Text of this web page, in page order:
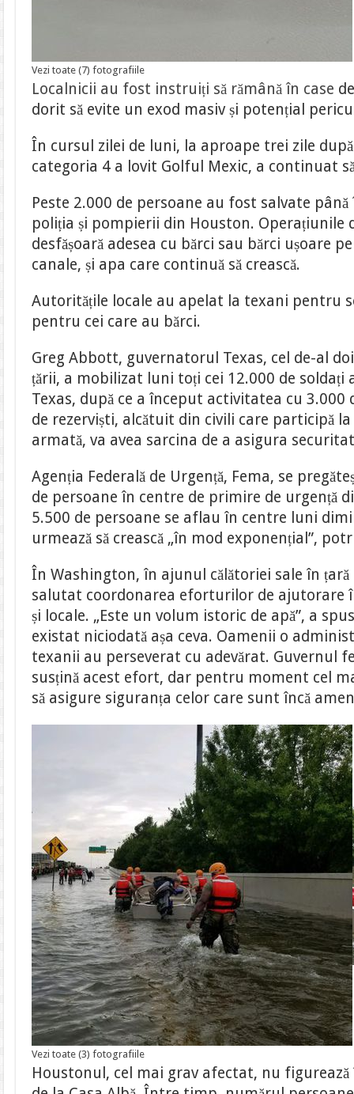
Vezi toate (7) fotografiile
Localnicii au fost instruiți să rămână în case
dorit să evite un exod masiv și potențial
În cursul zilei de luni, la aproape trei zile
categoria 4 a lovit Golful Mexic, a continuat
Peste 2.000 de persoane au fost salvate
poliția și pompierii din Houston. Operațiunile
desfășoară adesea cu bărci sau bărci ușoare
canale, și apa care continuă să crească.
Autoritățile locale au apelat la texani pentru
pentru cei care au bărci.
Greg Abbott, guvernatorul Texas, cel de-al
țării, a mobilizat luni toți cei 12.000 de soldați
Texas, după ce a început activitatea cu 3.000
de rezerviști, alcătuit din civili care participă
armată, va avea sarcina de a asigura
Agenția Federală de Urgență, Fema, se
de persoane în centre de primire de urgență
5.500 de persoane se aflau în centre luni
urmează să crească „în mod exponențial”,
În Washington, în ajunul călătoriei sale în
salutat coordonarea eforturilor de ajutorare
și locale. „Este un volum istoric de apă”, a
existat niciodată așa ceva. Oamenii o
texanii au perseverat cu adevărat. Guvernul
susțină acest efort, dar pentru moment cel
să asigure siguranța celor care sunt încă
Vezi toate (3) fotografiile
Houstonul, cel mai grav afectat, nu